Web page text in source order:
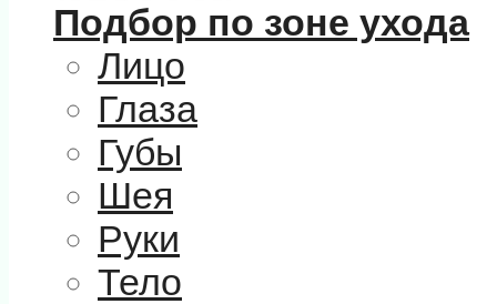
Подбор по зоне ухода
Лицо
Глаза
Губы
Шея
Руки
Тело